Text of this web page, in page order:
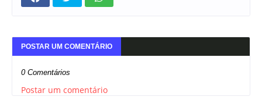
POSTAR UM COMENTÁRIO
0 Comentários
Postar um comentário